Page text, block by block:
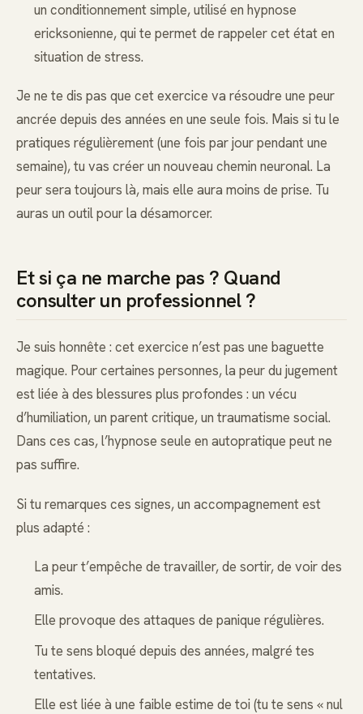
un conditionnement simple, utilisé en hypnose
ericksonienne, qui te permet de rappeler cet état en
situation de stress.
Je ne te dis pas que cet exercice va résoudre une peur
ancrée depuis des années en une seule fois. Mais si tu le
pratiques régulièrement (une fois par jour pendant une
semaine), tu vas créer un nouveau chemin neuronal. La
peur sera toujours là, mais elle aura moins de prise. Tu
auras un outil pour la désamorcer.
Et si ça ne marche pas ? Quand
consulter un professionnel ?
Je suis honnête : cet exercice n’est pas une baguette
magique. Pour certaines personnes, la peur du jugement
est liée à des blessures plus profondes : un vécu
d’humiliation, un parent critique, un traumatisme social.
Dans ces cas, l’hypnose seule en autopratique peut ne
pas suffire.
Si tu remarques ces signes, un accompagnement est
plus adapté :
La peur t’empêche de travailler, de sortir, de voir des
amis.
Elle provoque des attaques de panique régulières.
Tu te sens bloqué depuis des années, malgré tes
tentatives.
Elle est liée à une faible estime de toi (tu te sens « nul